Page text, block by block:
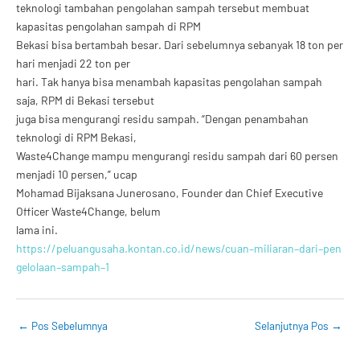
teknologi tambahan pengolahan sampah tersebut membuat
kapasitas pengolahan sampah di RPM
Bekasi bisa bertambah besar. Dari sebelumnya sebanyak 18 ton per
hari menjadi 22 ton per
hari. Tak hanya bisa menambah kapasitas pengolahan sampah
saja, RPM di Bekasi tersebut
juga bisa mengurangi residu sampah. “Dengan penambahan
teknologi di RPM Bekasi,
Waste4Change mampu mengurangi residu sampah dari 60 persen
menjadi 10 persen,” ucap
Mohamad BijaksanaJunerosano, Founder dan Chief Executive
OfficerWaste4Change, belum
lama ini.
https://peluangusaha.kontan.co.id/news/cuan–miliaran–dari–pen
gelolaan–sampah–1
← Pos Sebelumnya Selanjutnya Pos →